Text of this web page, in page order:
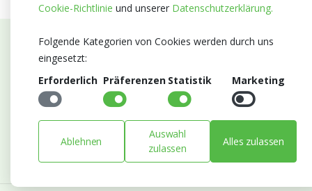
Abonnieren Sie unseren Newsletter
Bleiben Sie auf dem Laufenden mit Neuigkeiten und
Entwicklungen von Blumengroßhandel Heyl
Abonnieren
Cookie-Richtlinie und unserer Datenschutzerklärung.
Folgende Kategorien von Cookies werden durch uns
eingesetzt:
Erforderlich Präferenzen Statistik Marketing
Ablehnen
Auswahl
zulassen
Alles zulassen